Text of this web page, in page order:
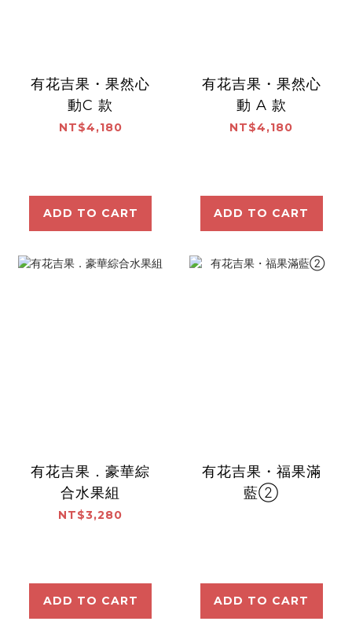
有花吉果・果然心
動C 款
NT$4,180
ADD TO CART
有花吉果・果然心
動 A 款
NT$4,180
ADD TO CART
有花吉果．豪華綜
合水果組
NT$3,280
ADD TO CART
有花吉果・福果滿
藍②
ADD TO CART